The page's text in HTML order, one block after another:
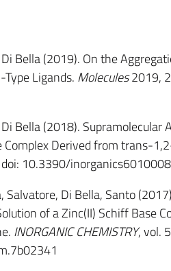
Bella (2019). On the
Ligands. Molecules2019,
Bella (2018). Supramolecular
Derived from trans-
10.3390/inorganics6010008
Salvatore, Di Bella, Santo
of a Zinc(II) Schiff Base
INORGANIC CHEMISTRY, vol.